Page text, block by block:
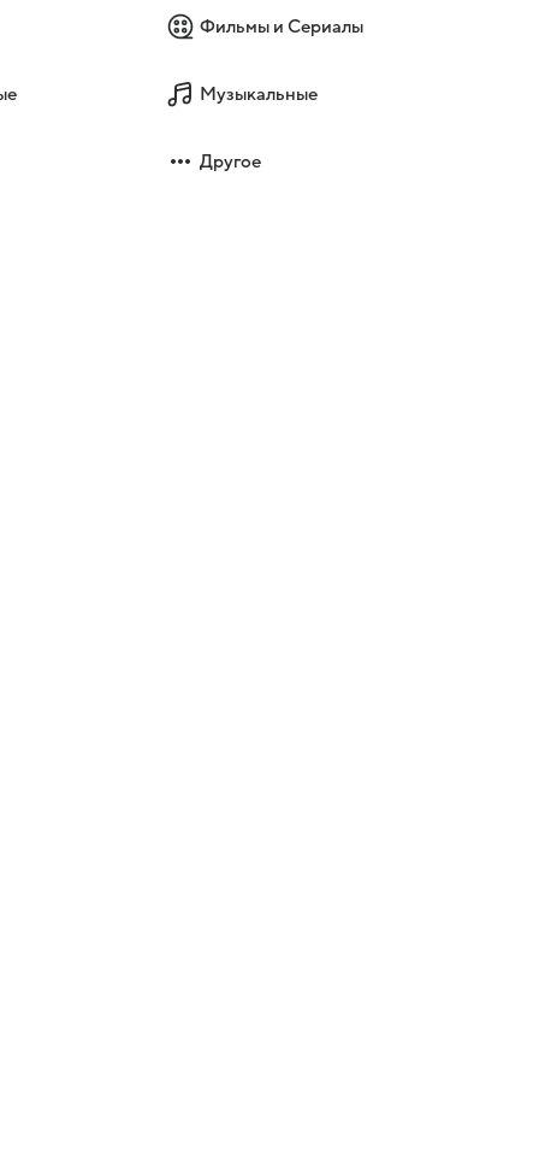
Фильмы и Сериалы
Музыкальные
Другое